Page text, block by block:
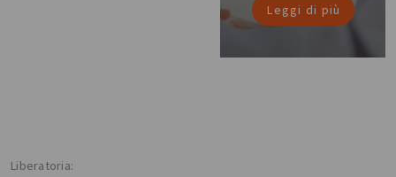
Leggi di più
Liberatoria: